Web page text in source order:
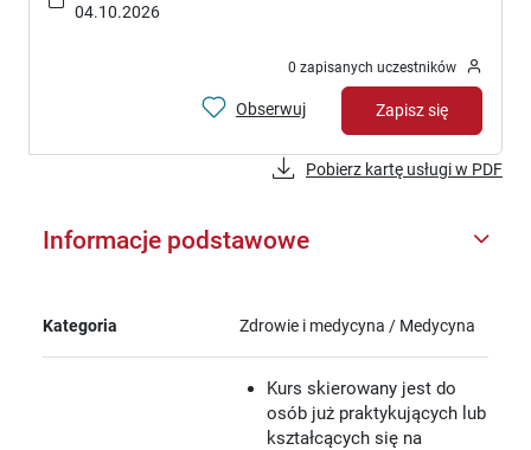
04.10.2026
0 zapisanych uczestników
Obserwuj Zapisz się
Pobierz kartę usługi w PDF
Informacje podstawowe
Kategoria Zdrowie i medycyna / Medycyna
Kurs skierowany jest do
osób już praktykujących lub
kształcących się na